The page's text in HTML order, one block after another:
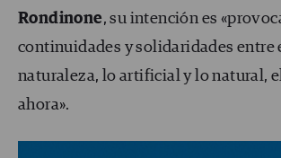
Rondinone, su intención es
continuidades y solidaridades entre
naturaleza, lo artificial y lo natural,
ahora».